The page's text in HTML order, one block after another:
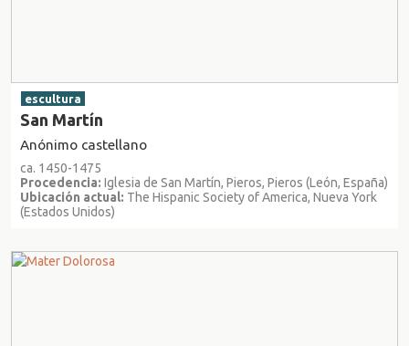
escultura
San Martín
Anónimo castellano
ca. 1450-1475
Procedencia: Iglesia de San Martín, Pieros, Pieros (León, España)
Ubicación actual: The Hispanic Society of America, Nueva York
(Estados Unidos)